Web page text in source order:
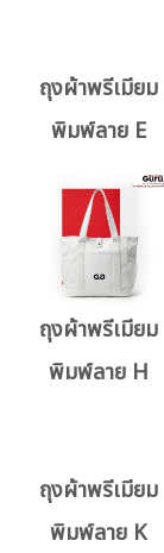
ถุงผ้าพรีเมียม
พิมพ์ลาย E
ถุงผ้าพรีเมียม
พิมพ์ลาย H
ถุงผ้าพรีเมียม
พิมพ์ลาย K